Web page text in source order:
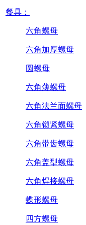
餐具：
六角螺母
六角加厚螺母
圆螺母
六角薄螺母
六角法兰面螺母
六角锁紧螺母
六角带齿螺母
六角盖型螺母
六角焊接螺母
蝶形螺母
四方螺母